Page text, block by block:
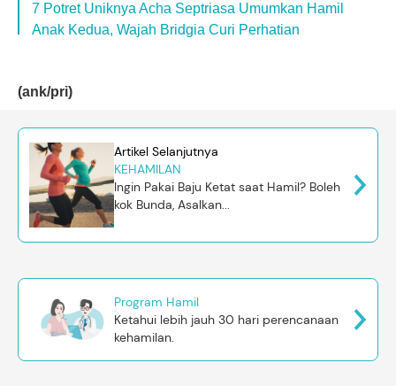
7 Potret Uniknya Acha Septriasa Umumkan Hamil
Anak Kedua, Wajah Bridgia Curi Perhatian
(ank/pri)
Artikel Selanjutnya
KEHAMILAN
Ingin Pakai Baju Ketat saat Hamil? Boleh
kok Bunda, Asalkan...
Program Hamil
Ketahui lebih jauh 30 hari perencanaan
kehamilan.